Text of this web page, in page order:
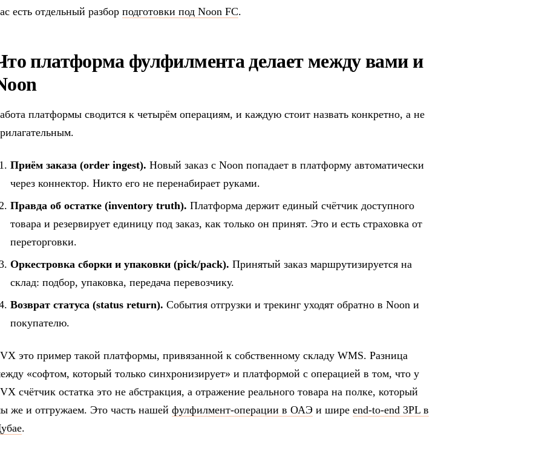
есть отдельный разбор подготовки под Noon FC.
платформа фулфилмента делает между вами и
платформы сводится к четырём операциям, и каждую стоит назвать конкретно, а не
Приём заказа (order ingest). Новый заказ с Noon попадает в платформу автоматически
через коннектор. Никто его не перенабирает руками.
Правда об остатке (inventory truth). Платформа держит единый счётчик доступного
товара и резервирует единицу под заказ, как только он принят. Это и есть страховка от
переторговки.
Оркестровка сборки и упаковки (pick/pack). Принятый заказ маршрутизируется на
склад: подбор, упаковка, передача перевозчику.
Возврат статуса (status return). События отгрузки и трекинг уходят обратно в Noon и
покупателю.
это пример такой платформы, привязанной к собственному складу WMS. Разница
«софтом, который только синхронизирует» и платформой с операцией в том, что у
счётчик остатка это не абстракция, а отражение реального товара на полке, который
же и отгружаем. Это часть нашей фулфилмент-операции в ОАЭ и шире end-to-end 3PL в
.